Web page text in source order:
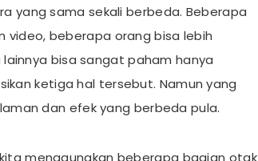
yang sama sekali berbeda. Beberapa
beberapa orang bisa lebih
bisa sangat paham hanya
ketiga hal tersebut. Namun yang
dan efek yang berbeda pula.